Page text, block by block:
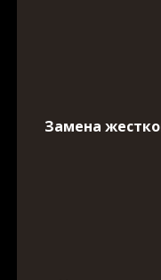
Замена